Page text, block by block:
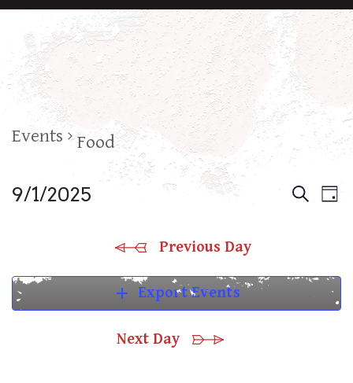
Events Food
and
SearchDay
9/1/2025
Previous Day
add Export Events
Next Day